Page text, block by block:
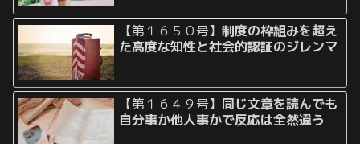
【第１６５０号】制度の枠組みを超え
た高度な知性と社会的認証のジレンマ
【第１６４９号】 同じ文章を読んでも
自分事か他人事かで反応は全然違う